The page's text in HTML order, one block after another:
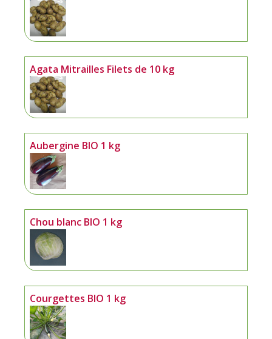
Agata Mitrailles Filets de 10 kg
Aubergine BIO 1 kg
Chou blanc BIO 1 kg
Courgettes BIO 1 kg